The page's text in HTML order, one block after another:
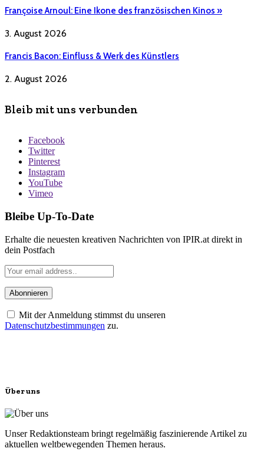
Françoise Arnoul: Eine Ikone des französischen Kinos »
3. August 2026
Francis Bacon: Einfluss & Werk des Künstlers
2. August 2026
Bleib mit uns verbunden
Facebook
Twitter
Pinterest
Instagram
YouTube
Vimeo
Bleibe Up-To-Date
Erhalte die neuesten kreativen Nachrichten von IPIR.at direkt in
dein Postfach
Mit der Anmeldung stimmst du unseren
Datenschutzbestimmungen zu.
Über uns
Unser Redaktionsteam bringt regelmäßig faszinierende Artikel zu
aktuellen weltbewegenden Themen heraus.